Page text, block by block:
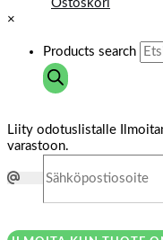
Ostoskori
×
Products search
Liity odotuslistalle
varastoon.